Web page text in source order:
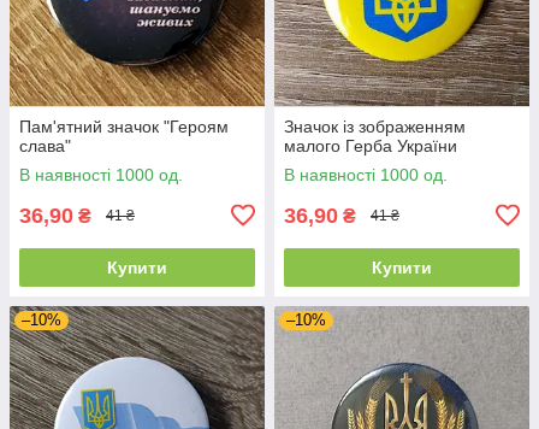
Пам'ятний значок "Героям
слава"
В наявності 1000 од.
36,90 ₴ 41 ₴
Купити
Значок із зображенням
малого Герба України
В наявності 1000 од.
36,90 ₴ 41 ₴
Купити
–10% –10%